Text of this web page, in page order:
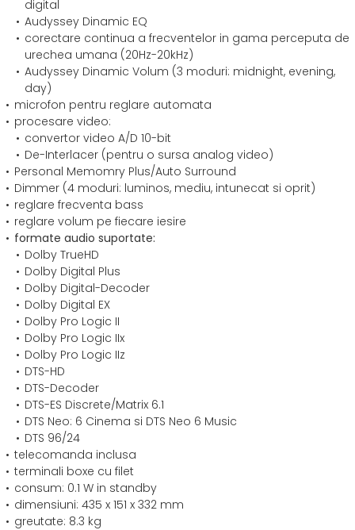
digital
Audyssey Dinamic EQ
corectare continua a frecventelor in gama perceputa de
urechea umana (20Hz-20kHz)
Audyssey Dinamic Volum (3 moduri: midnight, evening,
day)
microfon pentru reglare automata
procesare video:
convertor video A/D 10-bit
De-Interlacer (pentru o sursa analog video)
Personal Memomry Plus/Auto Surround
Dimmer (4 moduri: luminos, mediu, intunecat si oprit)
reglare frecventa bass
reglare volum pe fiecare iesire
formate audio suportate:
Dolby TrueHD
Dolby Digital Plus
Dolby Digital-Decoder
Dolby Digital EX
Dolby Pro Logic II
Dolby Pro Logic IIx
Dolby Pro Logic IIz
DTS-HD
DTS-Decoder
DTS-ES Discrete/Matrix 6.1
DTS Neo: 6 Cinema si DTS Neo 6 Music
DTS 96/24
telecomanda inclusa
terminali boxe cu filet
consum: 0.1 W in standby
dimensiuni: 435 x 151 x 332 mm
greutate: 8.3 kg